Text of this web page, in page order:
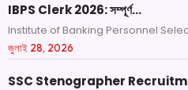
IBPS Clerk 2026: সম্পূর্ণ…
Institute of Banking Personnel Selection
জুলাই 28, 2026
SSC Stenographer